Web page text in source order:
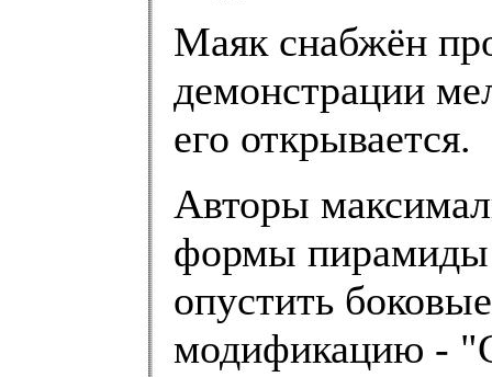
Маяк снабжён
демонстрации
его открывается.
Авторы
формы пирамиды:
опустить
модификацию -